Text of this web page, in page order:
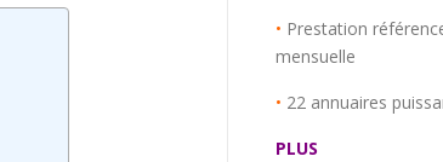
• Prestation
mensuelle
• 22 annuaires
PLUS